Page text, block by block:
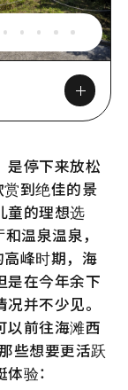
是停下来放松
赏到绝佳的景
童的理想选
温泉温泉，
高峰时期，海
是在今年余下
并不少见。
以前往海滩西
些想要更活跃
验：